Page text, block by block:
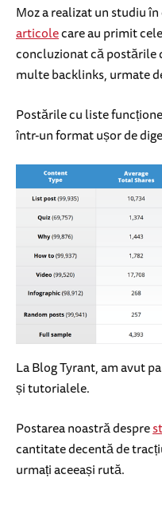
Moz a realizat un studiu în
articolecare au primit
concluzionat că postările
multe backlinks, urmate
Postările cu liste
într-un format ușor de
La Blog Tyrant, am avut
și tutorialele.
Postarea noastră despre
cantitate decentă de
urmați aceeași rută.